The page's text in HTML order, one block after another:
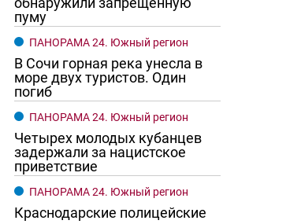
пуму
ПАНОРАМА 24. Южный регион
В Сочи горная река унесла в
море двух туристов. Один
погиб
ПАНОРАМА 24. Южный регион
Четырех молодых кубанцев
задержали за нацистское
приветствие
ПАНОРАМА 24. Южный регион
Краснодарские полицейские